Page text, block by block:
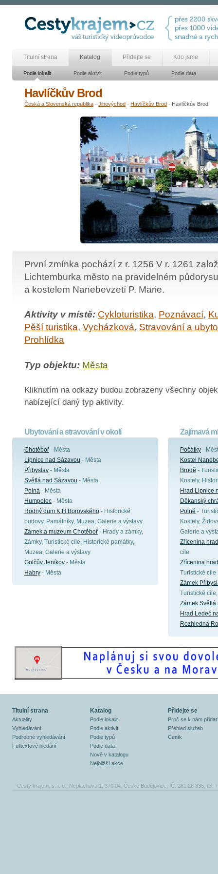
Titulní strana Katalog Přidejte se Kdo jsme
Podle lokalit Podle aktivit Podle typů Podle data
Havlíčkův Brod
Česká a Slovenská republika - Jihovýchod - Havlíčkův Brod - Havlíčkův Brod
První zmínka pochází z r. 1256 V r. 1261
Lichtemburka město na pravidelném
a kostelem Nanebevzetí P. Marie.
Aktivity v místě: Cykloturistika, Poznávací,
Pěší turistika, Vycházková, Stravování a
Prohlídka
Typ objektu: Města
Kliknutím na odkazy budou zobrazeny všechny
nabízející daný typ aktivity.
Ubytování a stravování v okolí
Chotěboř - Města
Lipnice nad Sázavou - Města
Přibyslav - Města
Světlá nad Sázavou - Města
Polná - Města
Humpolec - Města
Rodný dům K.H.Borovského - Historické
budovy, Památníky, Muzea, Galerie a výstavy
Zámek a muzeum Chotěboř - Hrady a zámky,
Zámky, Turistické cíle, Historické památky,
Muzea, Galerie a výstavy
Golčův Jeníkov - Města
Habry - Města
Zajímavá
Počátky -
Kostel
Brodě -
Kostely,
Hrad Lipnice
Děkanský
Polné -
Kostely,
Galerie a
Zřícenina
cíle
Zřícenina
Turistické cíle
Zámek
Turistické
Zámek
Hrad Ledeč
Rozhledna
Titulní strana
Aktuality
Vyhledávání
Podrobné vyhledávání
Fulltextové hledání
Katalog
Podle lokalit
Podle aktivit
Podle typů
Podle data
Nově v katalogu
Nejbližší akce
Přidejte se
Proč se k nám
Přehled služeb
Ceník
Cesty krajem, s. r. o., Neplachova 1, 370 04, České Budějovice, IČ: 281 26 335, tel.